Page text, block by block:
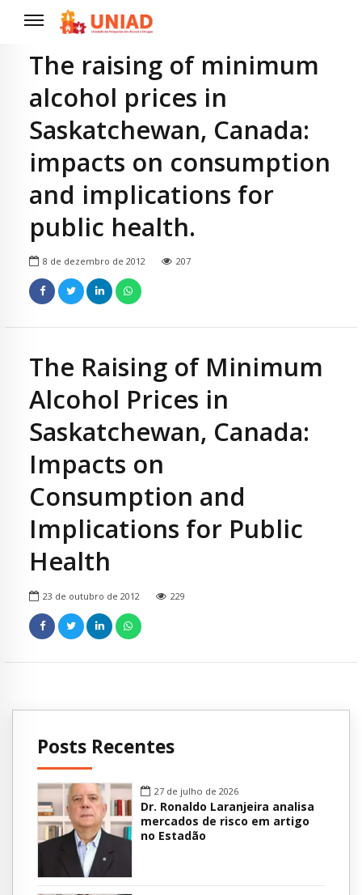
The raising of minimum
alcohol prices in
Saskatchewan, Canada:
impacts on consumption
and implications for
public health.
8 de dezembro de 2012 207
The Raising of Minimum
Alcohol Prices in
Saskatchewan, Canada:
Impacts on
Consumption and
Implications for Public
Health
23 de outubro de 2012 229
Posts Recentes
27 de julho de 2026
Dr. Ronaldo Laranjeira analisa
mercados de risco em artigo
no Estadão